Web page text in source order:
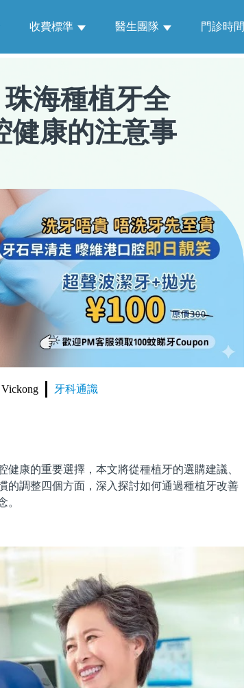
收費標準 醫生團隊 門診時間
珠海種植牙全
健康的注意事
Vickong 牙科通識
康的重要選擇，本文將從種植牙的選購建議、
的調整四個方面，深入探討如何通過種植牙改善
。